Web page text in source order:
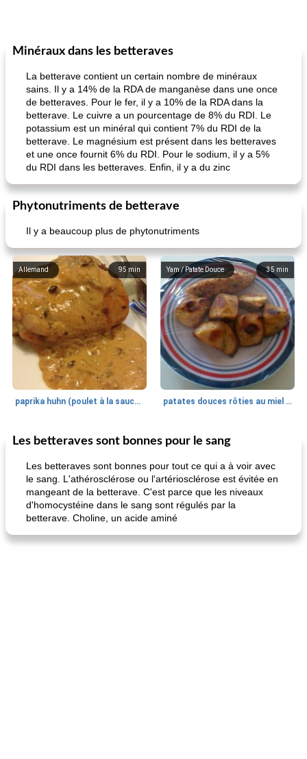
Minéraux dans les betteraves
La betterave contient un certain nombre de minéraux
sains. Il y a 14% de la RDA de manganèse dans une once
de betteraves. Pour le fer, il y a 10% de la RDA dans la
betterave. Le cuivre a un pourcentage de 8% du RDI. Le
potassium est un minéral qui contient 7% du RDI de la
betterave. Le magnésium est présent dans les betteraves
et une once fournit 6% du RDI. Pour le sodium, il y a 5%
du RDI dans les betteraves. Enfin, il y a du zinc
Phytonutriments de betterave
Il y a beaucoup plus de phytonutriments
95 min
Allemand
paprika huhn (poulet à la sauce paprika).
35 min
Yam / Patate Douce
patates douces rôties au miel / kumara
25min
Petit déjeuner et brunch Viande et volaille
Les betteraves sont bonnes pour le sang
Les betteraves sont bonnes pour tout ce qui a à voir avec
le sang. L'athérosclérose ou l'artériosclérose est évitée en
mangeant de la betterave. C'est parce que les niveaux
d'homocystéine dans le sang sont régulés par la
betterave. Choline, un acide aminé